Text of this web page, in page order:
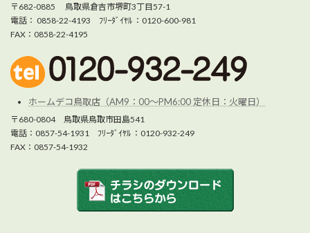
〒682-0885 鳥取県倉吉市堺町3丁目57-1
電話： 0858-22-4193 ﾌﾘｰﾀﾞｲﾔﾙ ：0120-600-981
FAX：0858-22-4195
ホームデコ鳥取店（AM9：00～PM6:00 定休日：火曜日）
〒680-0804 鳥取県鳥取市田島541
電話：0857-54-1931 ﾌﾘｰﾀﾞｲﾔﾙ ：0120-932-249
FAX：0857-54-1932